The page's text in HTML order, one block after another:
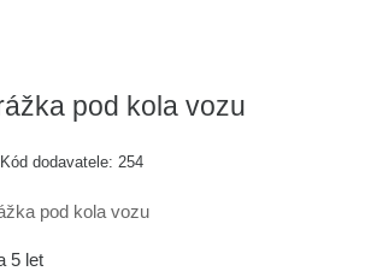
pod kola vozu
Kód dodavatele:254
5 let